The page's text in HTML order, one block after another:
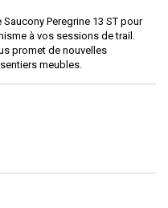
Peregrine 13 ST pour
à vos sessions de trail.
promet de nouvelles
meubles.